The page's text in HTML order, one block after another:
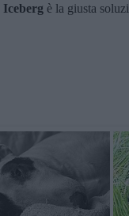
Iceberg è la giusta